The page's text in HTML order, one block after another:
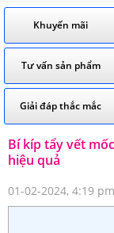
Khuyến mãi
Tư vấn sản phẩm
Giải đáp thắc mắc
Bí kíp tẩy vết
hiệu quả
01-02-2024, 4:19 pm